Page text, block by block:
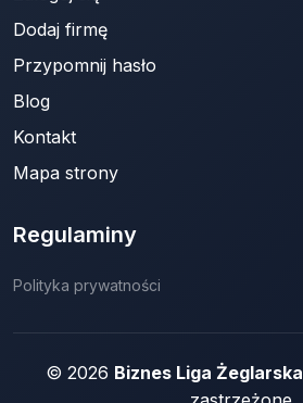
Dodaj firmę
Przypomnij hasło
Blog
Kontakt
Mapa strony
Regulaminy
Polityka prywatności
© 2026 Biznes Liga Żeglarska